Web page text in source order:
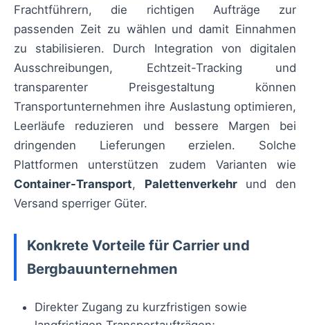
Frachtführern, die richtigen Aufträge zur
passenden Zeit zu wählen und damit Einnahmen
zu stabilisieren. Durch Integration von digitalen
Ausschreibungen, Echtzeit-Tracking und
transparenter Preisgestaltung können
Transportunternehmen ihre Auslastung optimieren,
Leerläufe reduzieren und bessere Margen bei
dringenden Lieferungen erzielen. Solche
Plattformen unterstützen zudem Varianten wie
Container-Transport, Palettenverkehrund den
Versand sperriger Güter.
Konkrete Vorteile für Carrier und
Bergbauunternehmen
Direkter Zugang zu kurzfristigen sowie